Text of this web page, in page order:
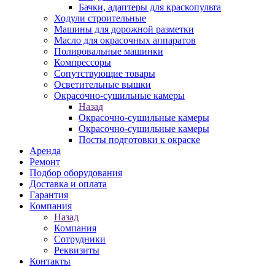
Бачки, адаптеры для краскопульта
Ходули строительные
Машины для дорожной разметки
Масло для окрасочных аппаратов
Полировальные машинки
Компрессоры
Сопутствующие товары
Осветительные вышки
Окрасочно-сушильные камеры
Назад
Окрасочно-сушильные камеры
Окрасочно-сушильные камеры
Посты подготовки к окраске
Аренда
Ремонт
Подбор оборудования
Доставка и оплата
Гарантия
Компания
Назад
Компания
Сотрудники
Реквизиты
Контакты